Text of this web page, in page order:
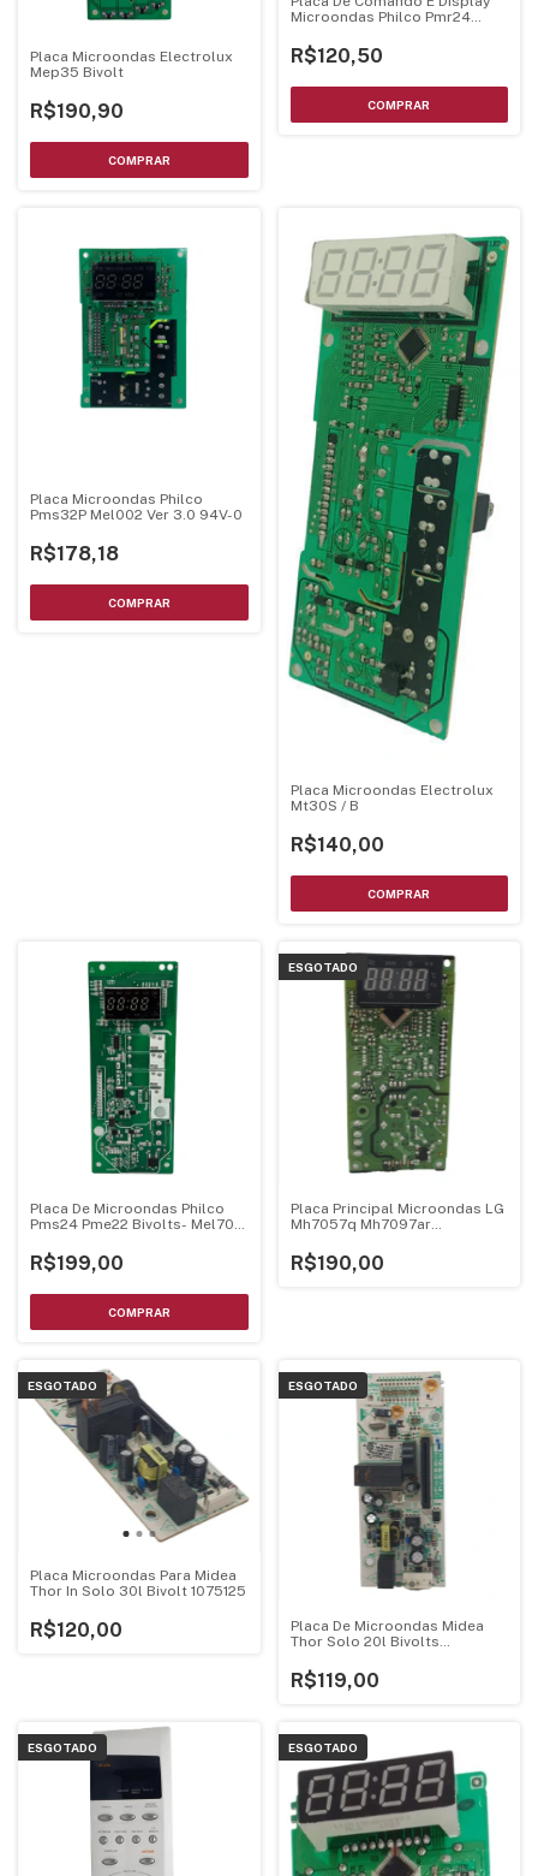
Placa Microondas Electrolux
Mep35 Bivolt
R$190,90
Microondas Philco Pmr24
R$120,50
Placa Microondas Philco
Pms32P Mel002 Ver 3.0 94V-0
R$178,18
Placa Microondas Electrolux
Mt30S / B
R$140,00
Placa De Microondas Philco
Pms24 Pme22 Bivolts- Mel705
R$199,00
ESGOTADO
Placa Principal Microondas LG
Mh7057q Mh7097ar
R$190,00
ESGOTADO
Placa Microondas Para Midea
Thor In Solo 30l Bivolt 1075125
R$120,00
ESGOTADO
Placa De Microondas Midea
Thor Solo 20l Bivolts
R$119,00
ESGOTADO ESGOTADO